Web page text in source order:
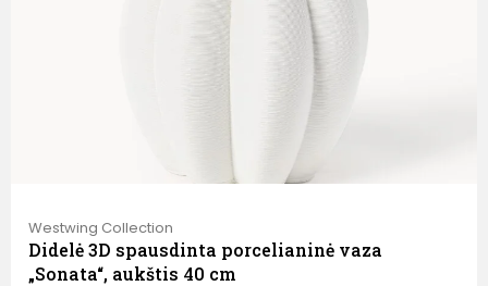
Westwing Collection
Didelė 3D spausdinta porcelianinė vaza
„Sonata“, aukštis 40 cm